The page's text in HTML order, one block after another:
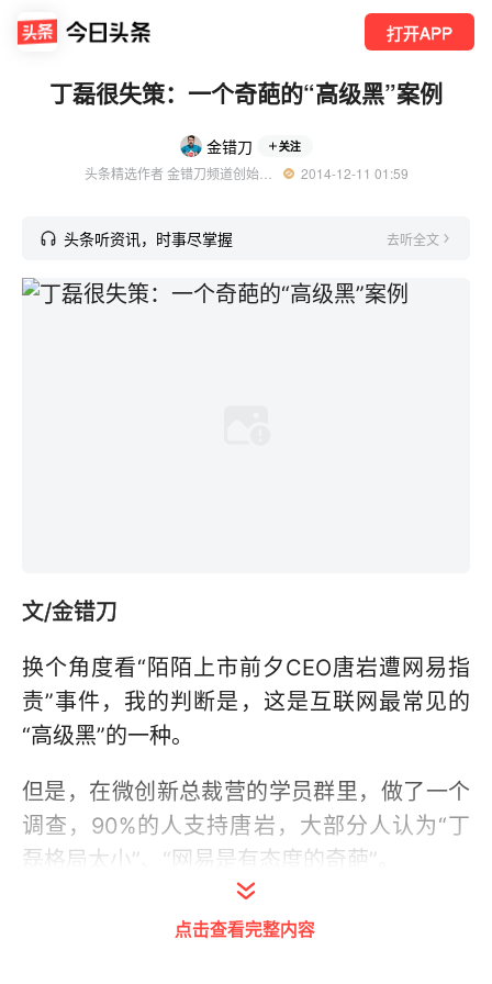
打开APP
丁磊很失策：一个奇葩的“高级黑”案例
金错刀 关注
头条精选作者 金错刀频道创始人 科技商业观察家 优质科技领域创作者
  2014-12-11 01:59
头条听资讯，时事尽掌握 去听全文
文/金错刀
换个角度看“陌陌上市前夕CEO唐岩遭网易指
责”事件，我的判断是，这是互联网最常见的
“高级黑”的一种。
但是，在微创新总裁营的学员群里，做了一个
调查，90%的人支持唐岩，大部分人认为“丁
磊格局太小”、“网易是有态度的奇葩”。
其实，“高级黑”是互联网公关大战的必修课，
点击查看完整内容